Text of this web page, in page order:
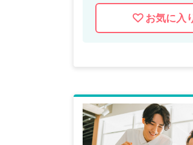
お気に入